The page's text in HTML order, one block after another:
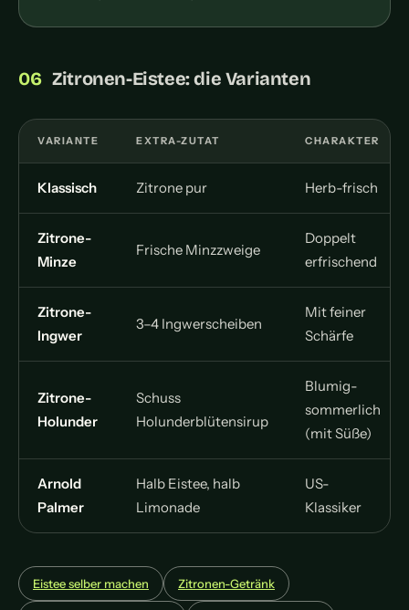
Zitronen-Eistee: die Varianten
VARIANTE EXTRA-ZUTAT CHARAKTER
Klassisch Zitrone pur Herb-frisch
Zitrone-
Minze
Frische Minzzweige
Doppelt
erfrischend
Zitrone-
Ingwer
3–4 Ingwerscheiben
Mit feiner
Schärfe
Zitrone-
Holunder
Schuss
Holunderblütensirup
Blumig-
sommerlich
(mit Süße)
Arnold
Palmer
Halb Eistee, halb
Limonade
US-
Klassiker
Eistee selber machen Zitronen-Getränk